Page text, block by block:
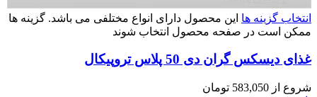
انتخاب گزینه ها این محصول دارای انواع مختلفی می باشد. گزینه ها
ممکن است در صفحه محصول انتخاب شوند
غذای دیسکس گران دی 50 پلاس تروپیکال
شروع از 583,050 تومان